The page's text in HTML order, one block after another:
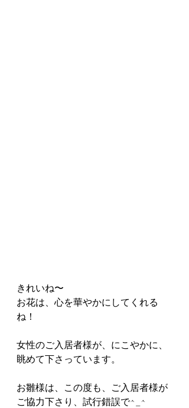
きれいね〜
お花は、心を華やかにしてくれる
ね！
女性のご入居者様が、にこやかに、
眺めて下さっています。
お雛様は、この度も、ご入居者様が
ご協力下さり、試行錯誤で^_^